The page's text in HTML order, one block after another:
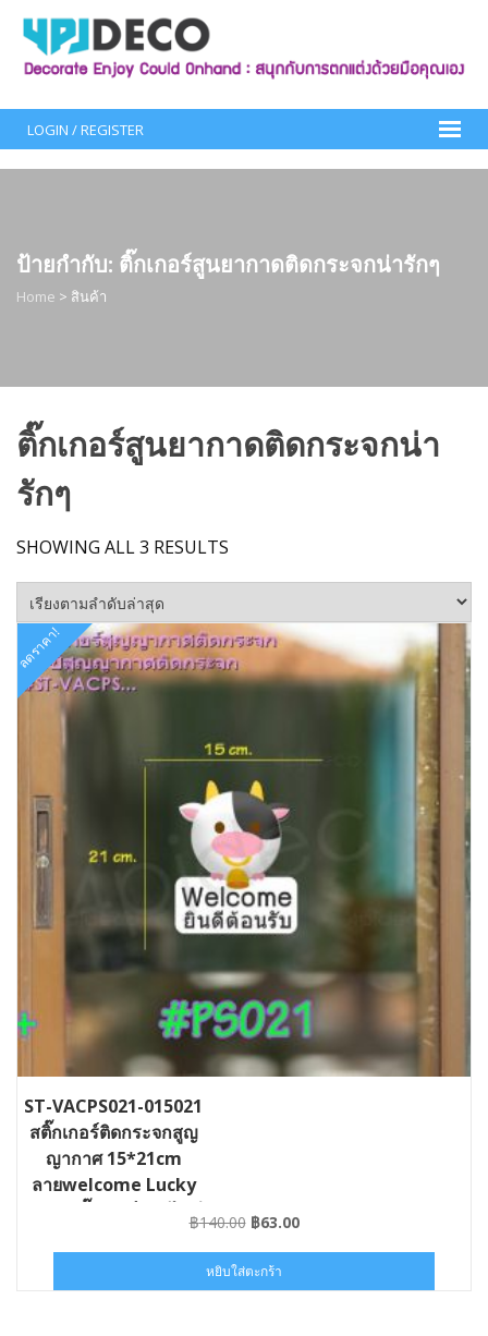
content
LOGIN / REGISTER
ป้ายกำกับ: ติ๊กเกอร์สูนยากาดติดกระจกน่ารักๆ
Home > สินค้า
ติ๊กเกอร์สูนยากาดติดกระจกน่า
รักๆ
SHOWING ALL 3 RESULTS
ลดราคา!
ST-VACPS021-015021
สติ๊กเกอร์ติดกระจกสูญ
ญากาศ 15*21cm
ลายwelcome Lucky
Cow สติ๊กเกอร์แบบไม่มี
฿140.00 Original
was:
฿140.00.
฿63.00Current
฿63.00.
หยิบใส่ตะกร้า